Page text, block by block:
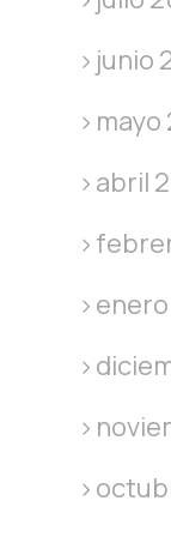
junio
mayo
abril